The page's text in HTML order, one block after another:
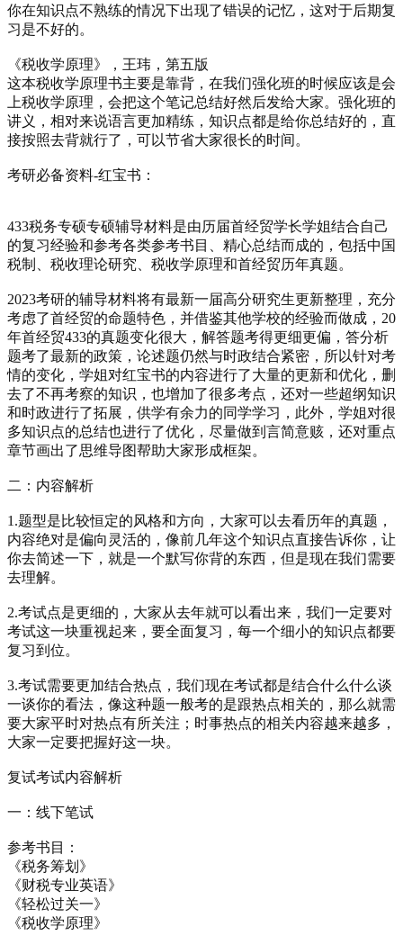
你在知识点不熟练的情况下出现了错误的记忆，这对于后期复
习是不好的。
《税收学原理》，王玮，第五版
这本税收学原理书主要是靠背，在我们强化班的时候应该是会
上税收学原理，会把这个笔记总结好然后发给大家。强化班的
讲义，相对来说语言更加精练，知识点都是给你总结好的，直
接按照去背就行了，可以节省大家很长的时间。
考研必备资料-红宝书：
433税务专硕专硕辅导材料是由历届首经贸学长学姐结合自己
的复习经验和参考各类参考书目、精心总结而成的，包括中国
税制、税收理论研究、税收学原理和首经贸历年真题。
2023考研的辅导材料将有最新一届高分研究生更新整理，充分
考虑了首经贸的命题特色，并借鉴其他学校的经验而做成，20
年首经贸433的真题变化很大，解答题考得更细更偏，答分析
题考了最新的政策，论述题仍然与时政结合紧密，所以针对考
情的变化，学姐对红宝书的内容进行了大量的更新和优化，删
去了不再考察的知识，也增加了很多考点，还对一些超纲知识
和时政进行了拓展，供学有余力的同学学习，此外，学姐对很
多知识点的总结也进行了优化，尽量做到言简意赅，还对重点
章节画出了思维导图帮助大家形成框架。
二：内容解析
1.题型是比较恒定的风格和方向，大家可以去看历年的真题，
内容绝对是偏向灵活的，像前几年这个知识点直接告诉你，让
你去简述一下，就是一个默写你背的东西，但是现在我们需要
去理解。
2.考试点是更细的，大家从去年就可以看出来，我们一定要对
考试这一块重视起来，要全面复习，每一个细小的知识点都要
复习到位。
3.考试需要更加结合热点，我们现在考试都是结合什么什么谈
一谈你的看法，像这种题一般考的是跟热点相关的，那么就需
要大家平时对热点有所关注；时事热点的相关内容越来越多，
大家一定要把握好这一块。
复试考试内容解析
一：线下笔试
参考书目：
《税务筹划》
《财税专业英语》
《轻松过关一》
《税收学原理》